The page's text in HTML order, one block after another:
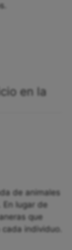
en la
de animales
lugar de
que
individuo.